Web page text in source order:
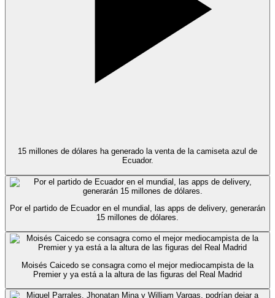
15 millones de dólares ha generado la venta de la camiseta azul de
Ecuador.
Por el partido de Ecuador en el mundial, las apps de delivery, generarán
15 millones de dólares.
Moisés Caicedo se consagra como el mejor mediocampista de la
Premier y ya está a la altura de las figuras del Real Madrid